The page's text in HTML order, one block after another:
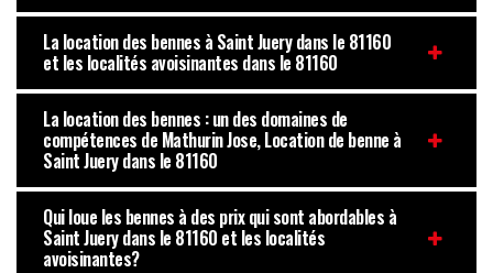
La location des bennes à Saint Juery dans le 81160
et les localités avoisinantes dans le 81160
La location des bennes : un des domaines de
compétences de Mathurin Jose, Location de benne à
Saint Juery dans le 81160
Qui loue les bennes à des prix qui sont abordables à
Saint Juery dans le 81160 et les localités
avoisinantes?